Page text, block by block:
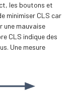
les boutons et
minimiser CLS car
une mauvaise
CLS indique des
Une mesure